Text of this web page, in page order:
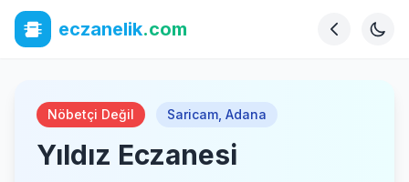
eczanelik.com
Nöbetçi Değil Saricam Adana
Yıldız Eczanesi